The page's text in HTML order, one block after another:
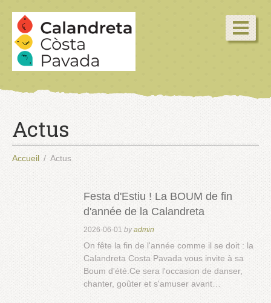
Actus
Accueil Actus
Festa d'Estiu ! La BOUM de fin
d'année de la Calandreta
2026-06-01 byadmin
On fête la fin de l'année comme il se doit : la
Calandreta Costa Pavada vous invite à sa
Boum d'été.Ce sera l'occasion de danser,
chanter, goûter et s'amuser avant…